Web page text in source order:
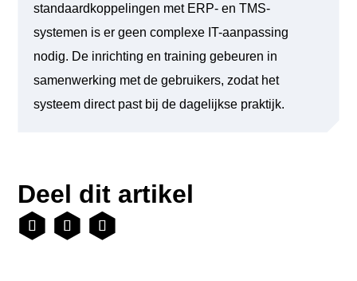
standaardkoppelingen met ERP- en TMS-
systemen is er geen complexe IT-aanpassing
nodig. De inrichting en training gebeuren in
samenwerking met de gebruikers, zodat het
systeem direct past bij de dagelijkse praktijk.
Deel dit artikel